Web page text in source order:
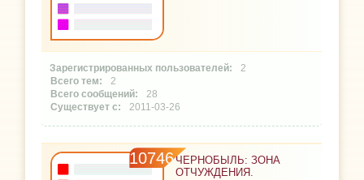
2
2
28
2011-03-26
10746ЧЕРНОБЫЛЬ: ЗОНА
ОТЧУЖДЕНИЯ.